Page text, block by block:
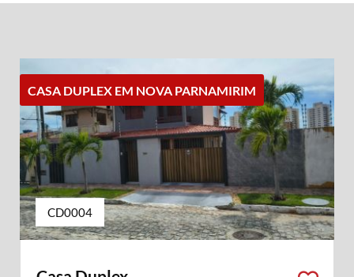
CASA DUPLEX EM NOVA PARNAMIRIM
CD0004